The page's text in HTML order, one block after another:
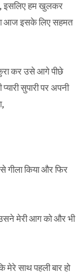
इसलिए हम खुलकर
आज इसके लिए सहमत
कर उसे आगे पीछे
सुपारी पर अपनी
गीला किया और फिर
मेरी आग को और भी
साथ पहली बार हो